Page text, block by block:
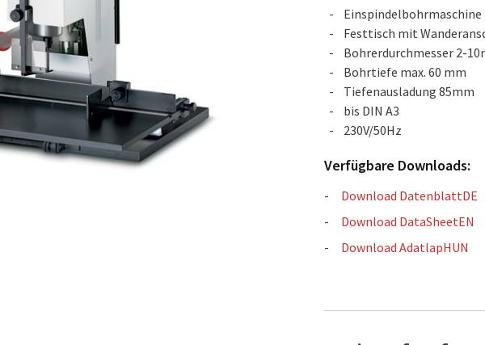
Einspindelbohrmaschine
Festtisch mit
Bohrerdurchmesser 2-
Bohrtiefe max. 60 mm
Tiefenausladung 85mm
bis DIN A3
230V/50Hz
Verfügbare Downloads:
Download DatenblattDE
Download DataSheetEN
Download AdatlapHUN